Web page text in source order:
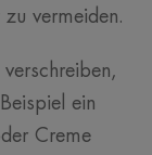
zu vermeiden.
ein
Creme